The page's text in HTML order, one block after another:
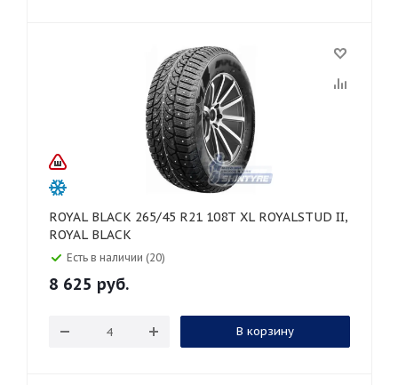
ROYAL BLACK 265/45 R21 108T XL ROYALSTUD II,
ROYAL BLACK
Есть в наличии (20)
8 625 руб.
В корзину